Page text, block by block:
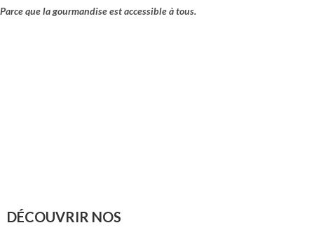
Parce que la gourmandise est accessible à tous.
DÉCOUVRIR NOS